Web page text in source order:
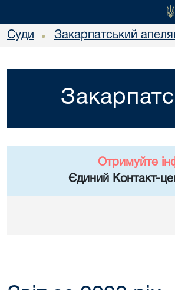
Суди • Закарпатський
Отримуйте
Єдиний Контакт-